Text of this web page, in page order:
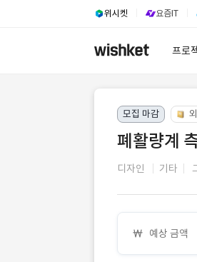
위시켓 요즘IT
프로
모집 마감
폐활량계
디자인 기타
예상 금액